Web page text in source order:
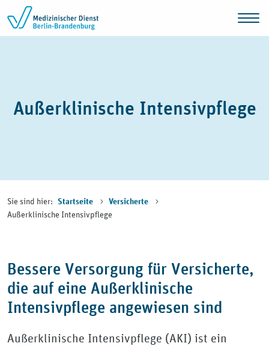
Zum Inhalt springen
Außerklinische Intensivpflege
Sie sind hier: Startseite Versicherte
Außerklinische Intensivpflege
Bessere Versorgung für Versicherte,
die auf eine Außerklinische
Intensivpflege angewiesen sind
Außerklinische Intensivpflege (AKI) ist ein